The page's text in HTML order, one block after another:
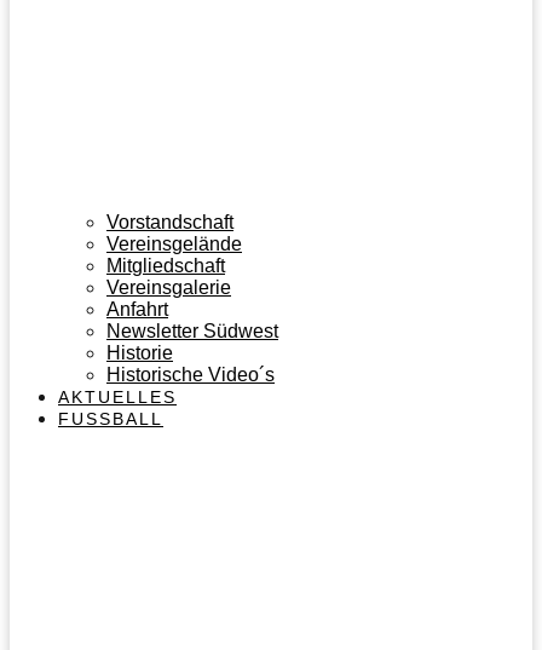
Vorstandschaft
Vereinsgelände
Mitgliedschaft
Vereinsgalerie
Anfahrt
Newsletter Südwest
Historie
Historische Video´s
AKTUELLES
FUSSBALL